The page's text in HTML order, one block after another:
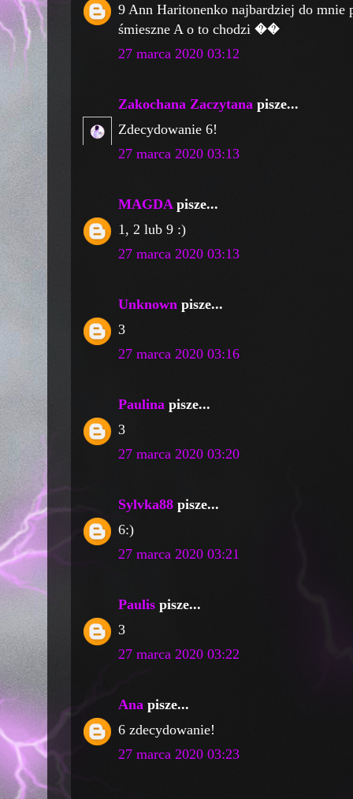
9 Ann Haritonenko najbardziej do mnie
śmieszne A o to chodzi ��
27 marca 2020 03:12
Zakochana Zaczytana pisze...
Zdecydowanie 6!
27 marca 2020 03:13
MAGDApisze...
1, 2 lub 9 :)
27 marca 2020 03:13
Unknown pisze...
3
27 marca 2020 03:16
Paulina pisze...
3
27 marca 2020 03:20
Sylvka88 pisze...
6:)
27 marca 2020 03:21
Paulis pisze...
3
27 marca 2020 03:22
Ana pisze...
6 zdecydowanie!
27 marca 2020 03:23